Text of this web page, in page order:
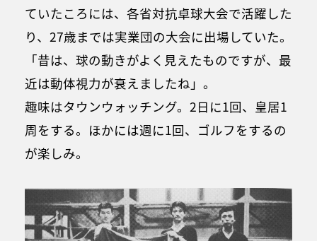
ていたころには、各省対抗卓球大会で活躍した
り、27歳までは実業団の大会に出場していた。
「昔は、球の動きがよく見えたものですが、最
近は動体視力が衰えましたね」。
趣味はタウンウォッチング。2日に1回、皇居1
周をする。ほかには週に1回、ゴルフをするの
が楽しみ。